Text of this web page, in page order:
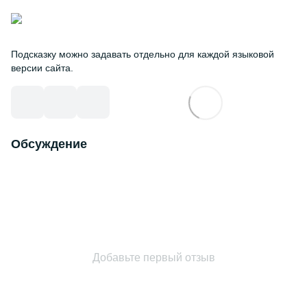
Подсказку можно задавать отдельно для каждой языковой
версии сайта.
Обсуждение
Добавьте первый отзыв